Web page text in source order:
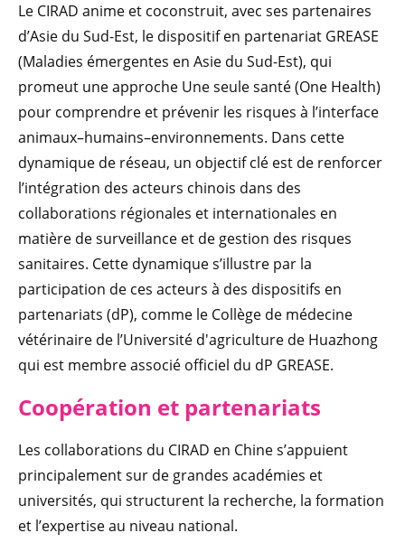
Le CIRAD anime et coconstruit, avec ses partenaires
d’Asie du Sud-Est, le dispositif en partenariat GREASE
(Maladies émergentes en Asie du Sud-Est), qui
promeut une approche Une seule santé (One Health)
pour comprendre et prévenir les risques à l’interface
animaux–humains–environnements. Dans cette
dynamique de réseau, un objectif clé est de renforcer
l’intégration des acteurs chinois dans des
collaborations régionales et internationales en
matière de surveillance et de gestion des risques
sanitaires. Cette dynamique s’illustre par la
participation de ces acteurs à des dispositifs en
partenariats (dP), comme le Collège de médecine
vétérinaire de l’Université d'agriculture de Huazhong
qui est membre associé officiel du dP GREASE.
Coopération et partenariats
Les collaborations du CIRAD en Chine s’appuient
principalement sur de grandes académies et
universités, qui structurent la recherche, la formation
et l’expertise au niveau national.